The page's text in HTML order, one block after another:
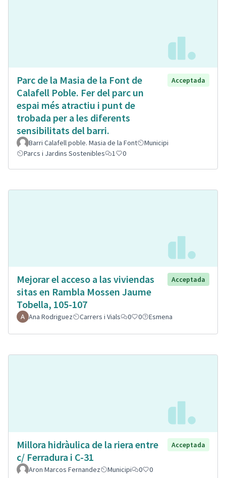
Parc de la Masia de la Font de
Calafell Poble. Fer del parc un
espai més atractiu i punt de
trobada per a les diferents
sensibilitats del barri.
Acceptada
Barri Calafell poble. Masia de la Font
Municipi
Parcs i Jardins Sostenibles
1 0
Mejorar el acceso a las viviendas
sitas en Rambla Mossen Jaume
Tobella, 105-107
Acceptada
Ana Rodriguez Carrers i Vials 0 0 Esmena
Millora hidràulica de la riera entre
c/ Ferradura i C-31
Acceptada
Aron Marcos Fernandez Municipi 0 0